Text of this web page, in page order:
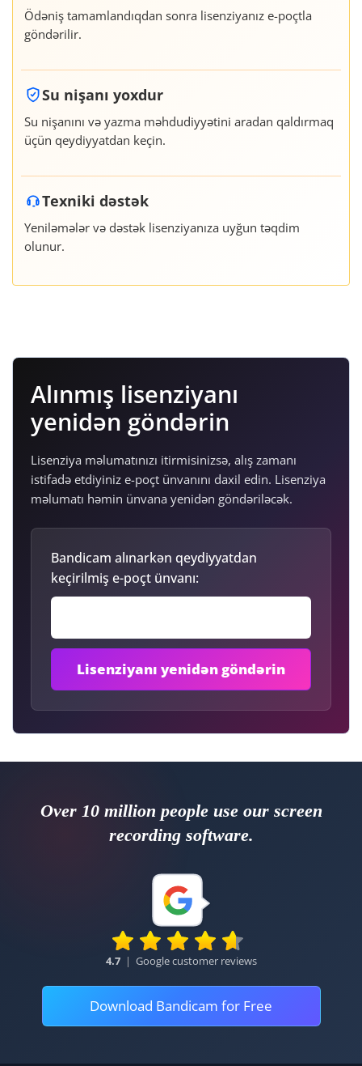
Ödəniş tamamlandıqdan sonra lisenziyanız e-poçtla
göndərilir.
Su nişanı yoxdur
Su nişanını və yazma məhdudiyyətini aradan qaldırmaq
üçün qeydiyyatdan keçin.
Texniki dəstək
Yeniləmələr və dəstək lisenziyanıza uyğun təqdim
olunur.
Alınmış lisenziyanı
yenidən göndərin
Lisenziya məlumatınızı itirmisinizsə, alış zamanı
istifadə etdiyiniz e-poçt ünvanını daxil edin. Lisenziya
məlumatı həmin ünvana yenidən göndəriləcək.
Bandicam alınarkən qeydiyyatdan
keçirilmiş e-poçt ünvanı:
Over 10 million people use our screen
recording software.
4.7 | Google customer reviews
Download Bandicam for Free